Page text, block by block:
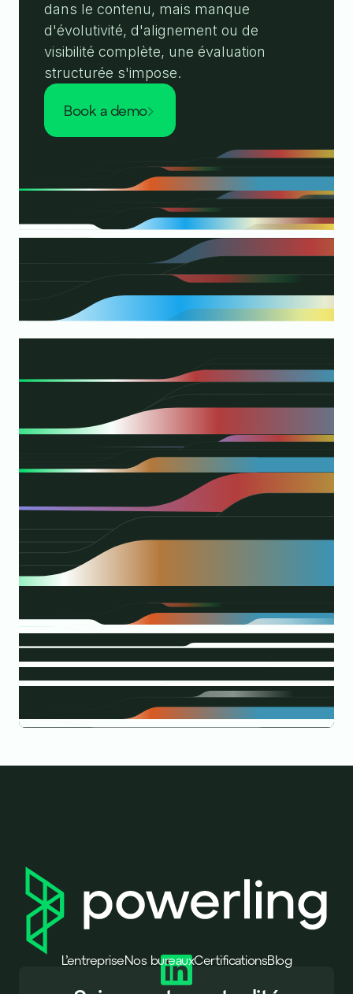
dans le contenu, mais manque
d'évolutivité, d'alignement ou de
visibilité complète, une évaluation
structurée s'impose.
book a demo
L’entrepriseNos bureauxCertificationsBlog